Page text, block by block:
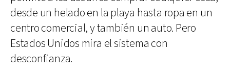
desde un helado en la playa hasta ropa en un
centro comercial, y también un auto. Pero
Estados Unidos mira el sistema con
desconfianza.